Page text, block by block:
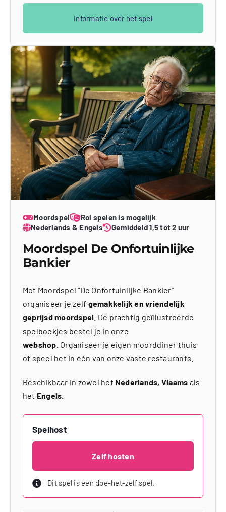
Informatie over het spel
Moordspel
Rol spelen is mogelijk
Nederlands & Engels
Gemiddeld 1,5 tot 2 uur
Moordspel De Onfortuinlijke
Bankier
Met Moordspel “De Onfortuinlijke Bankier”
organiseer je zelf gemakkelijk en vriendelijk
geprijsd moordspel . De prachtig geïllustreerde
spelboekjes bestel je in onze
webshop. Organiseer je eigen moorddiner thuis
of speel het in één van onze vaste restaurants.
Beschikbaar in zowel het Nederlands, Vlaams als
het Engels.
Spelhost
Zelf hosten
Dit spel is een doe-het-zelf spel.